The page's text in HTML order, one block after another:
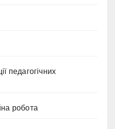
педагогічних
робота